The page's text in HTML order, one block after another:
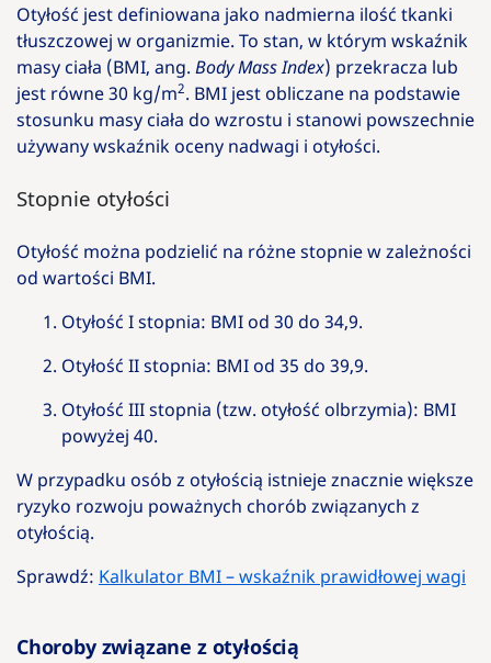
Otyłość jest definiowana jako nadmierna ilość tkanki
tłuszczowej w organizmie. To stan, w którym wskaźnik
masy ciała (BMI, ang. Body Mass Index) przekracza lub
jest równe 30 kg/m2. BMI jest obliczane na podstawie
stosunku masy ciała do wzrostu i stanowi powszechnie
używany wskaźnik oceny nadwagi i otyłości.
Stopnie otyłości
Otyłość można podzielić na różne stopnie w zależności
od wartości BMI.
Otyłość I stopnia: BMI od 30 do 34,9.
Otyłość II stopnia: BMI od 35 do 39,9.
Otyłość III stopnia (tzw. otyłość olbrzymia): BMI
powyżej 40.
W przypadku osób z otyłością istnieje znacznie większe
ryzyko rozwoju poważnych chorób związanych z
otyłością.
Sprawdź: Kalkulator BMI – wskaźnik prawidłowej wagi
Choroby związane z otyłością